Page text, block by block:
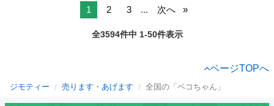
1 2 3 ... 次へ
全3594件中 1-50件表示
ページTOPへ
ジモティー 売ります・あげます 全国の「ペコちゃん」